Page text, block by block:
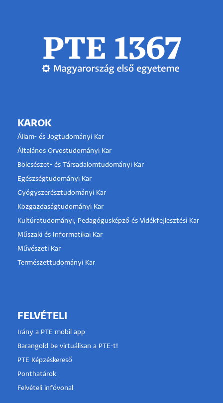
KAROK
Állam- és Jogtudományi Kar
Általános Orvostudományi Kar
Bölcsészet- és Társadalomtudományi Kar
Egészségtudományi Kar
Gyógyszerésztudományi Kar
Közgazdaságtudományi Kar
Kultúratudományi, Pedagógusképző és Vidékfejlesztési Kar
Műszaki és Informatikai Kar
Művészeti Kar
Természettudományi Kar
FELVÉTELI
Irány a PTE mobil app
Barangold be virtuálisan a PTE-t!
PTE Képzéskereső
Ponthatárok
Felvételi infóvonal